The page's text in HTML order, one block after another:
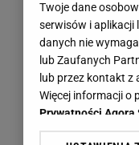
Twoje dane
serwisów i aplikacji
danych nie
lub Zaufanych
lub przez kontakt
Więcej informacji o
Prywatności Agora